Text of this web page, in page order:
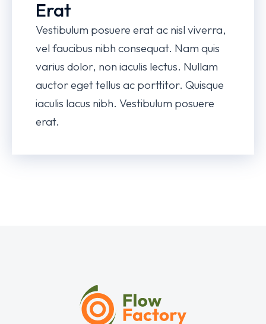
Erat
Vestibulum posuere erat ac nisl viverra,
vel faucibus nibh consequat. Nam quis
varius dolor, non iaculis lectus. Nullam
auctor eget tellus ac porttitor. Quisque
iaculis lacus nibh. Vestibulum posuere
erat.